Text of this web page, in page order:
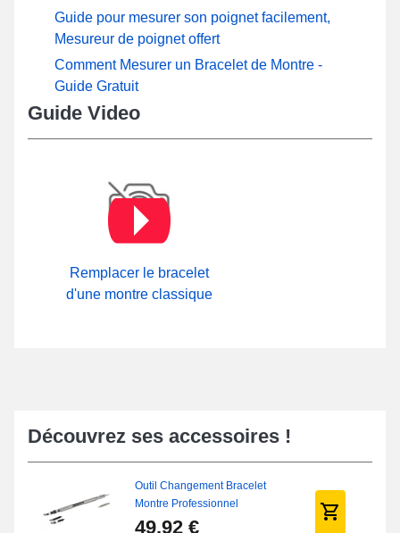
Guide pour mesurer son poignet facilement,
Mesureur de poignet offert
Comment Mesurer un Bracelet de Montre -
Guide Gratuit
Guide Video
Remplacer le bracelet
d'une montre classique
Découvrez ses accessoires !
Outil Changement Bracelet
Montre Professionnel
49,92 €